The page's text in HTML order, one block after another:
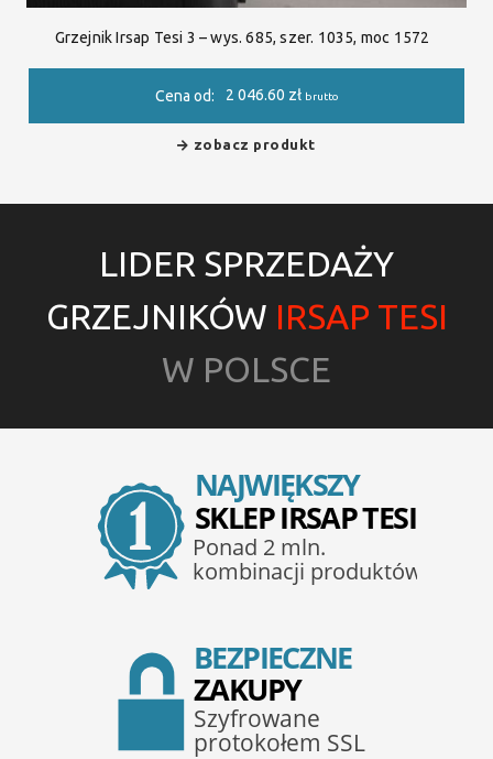
Grzejnik Irsap Tesi 3 – wys. 685, szer. 1035, moc 1572
Cena od: 2 046.60 zł brutto
zobacz produkt
LIDER SPRZEDAŻY
GRZEJNIKÓW IRSAP TESI
W POLSCE